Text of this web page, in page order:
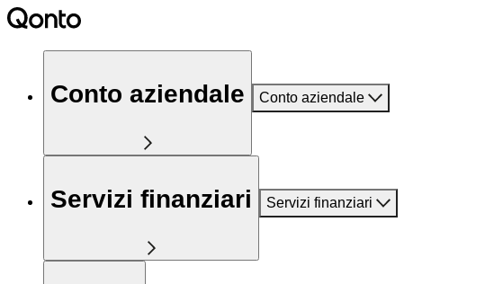
Conto aziendale Conto aziendale
Servizi finanziari Servizi finanziari